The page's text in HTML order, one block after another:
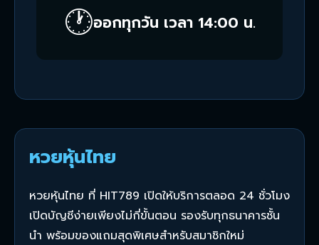
🕐ออกทุกวัน เวลา 14:00 น.
หวยหุ้นไทย
หวยหุ้นไทย ที่ HIT789 เปิดให้บริการตลอด 24 ชั่วโมง
เปิดบัญชีง่ายเพียงไม่กี่ขั้นตอน รองรับทุกธนาคารชั้น
นำ พร้อมของแถมสุดพิเศษสำหรับสมาชิกใหม่